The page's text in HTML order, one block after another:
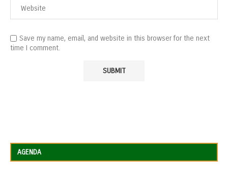
Save my name, email, and website in this browser for the next
time I comment.
AGENDA